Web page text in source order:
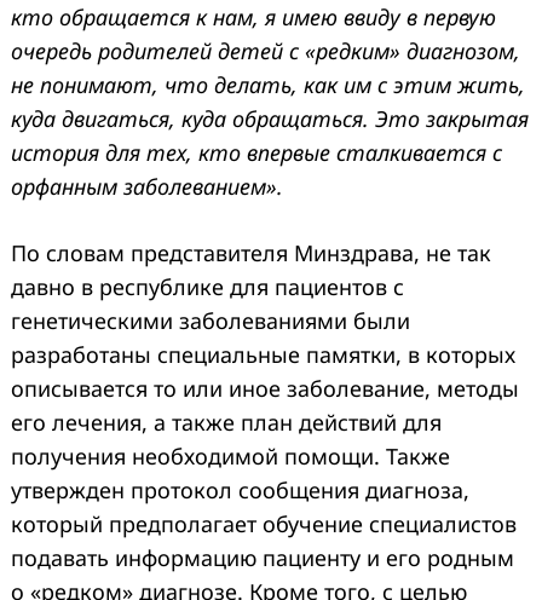
кто обращается к нам, я имею ввиду в первую
очередь родителей детей с «редким» диагнозом,
не понимают, что делать, как им с этим жить,
куда двигаться, куда обращаться. Это закрытая
история для тех, кто впервые сталкивается с
орфанным заболеванием».
По словам представителя Минздрава, не так
давно в республике для пациентов с
генетическими заболеваниями были
разработаны специальные памятки, в которых
описывается то или иное заболевание, методы
его лечения, а также план действий для
получения необходимой помощи. Также
утвержден протокол сообщения диагноза,
который предполагает обучение специалистов
подавать информацию пациенту и его родным
о «редком» диагнозе. Кроме того, с целью